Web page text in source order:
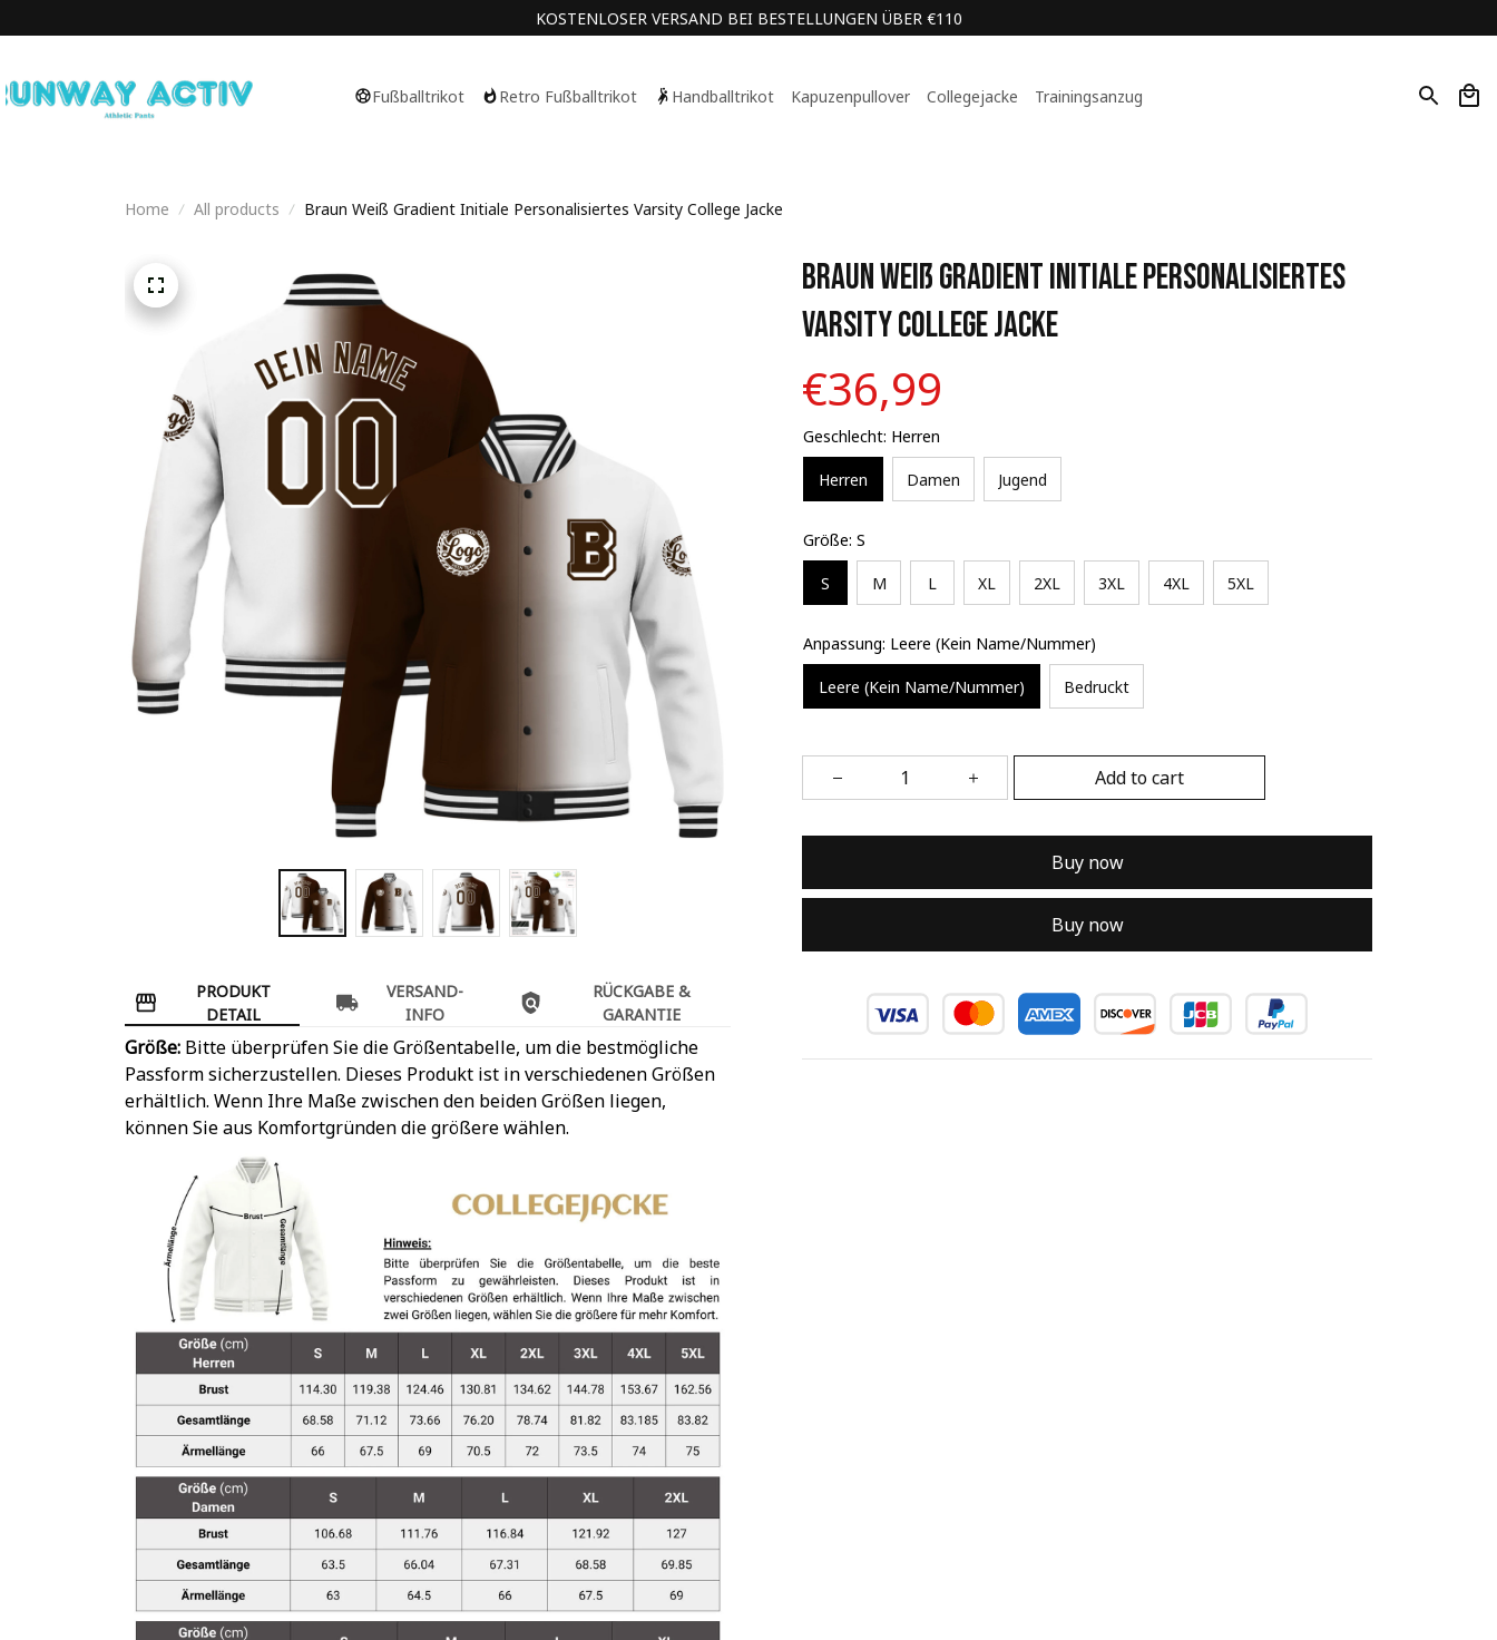
KOSTENLOSER VERSAND BEI BESTELLUNGEN ÜBER €110
Fußballtrikot Retro Fußballtrikot Handballtrikot Kapuzenpullover Collegejacke Trainingsanzug
Home All products Braun Weiß Gradient Initiale Personalisiertes Varsity College Jacke
PRODUKT
DETAIL
VERSAND-
INFO
RÜCKGABE &
GARANTIE
Größe: Bitte überprüfen Sie die Größentabelle, um die bestmögliche
Passform sicherzustellen. Dieses Produkt ist in verschiedenen Größen
erhältlich. Wenn Ihre Maße zwischen den beiden Größen liegen,
können Sie aus Komfortgründen die größere wählen.
Braun Weiß Gradient Initiale Personalisiertes
Varsity College Jacke
€36,99
Geschlecht: Herren
Herren Damen Jugend
Größe: S
S M L XL 2XL 3XL 4XL 5XL
Anpassung: Leere (Kein Name/Nummer)
Leere (Kein Name/Nummer) Bedruckt
Add to cart
Buy now
Buy now